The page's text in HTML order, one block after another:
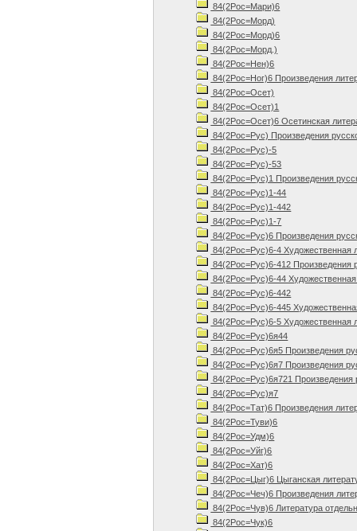
84(2Рос=Мари)6
84(2Рос=Морд)
84(2Рос=Морд)6
84(2Рос=Морд.)
84(2Рос=Нен)6
84(2Рос=Ног)6 Произведения
84(2Рос=Осет)
84(2Рос=Осет)1
84(2Рос=Осет)6 Осетинская
84(2Рос=Рус) Произведения
84(2Рос=Рус)-5
84(2Рос=Рус)-53
84(2Рос=Рус)1 Произведения
84(2Рос=Рус)1-44
84(2Рос=Рус)1-442
84(2Рос=Рус)1-7
84(2Рос=Рус)6 Произведения
84(2Рос=Рус)6-4 Художественная
84(2Рос=Рус)6-412 Произведения
84(2Рос=Рус)6-44
84(2Рос=Рус)6-442
84(2Рос=Рус)6-445
84(2Рос=Рус)6-5 Художественная
84(2Рос=Рус)6я44
84(2Рос=Рус)6я5 Произведения
84(2Рос=Рус)6я7 Произведения
84(2Рос=Рус)6я721 Произведения
84(2Рос=Рус)я7
84(2Рос=Тат)6 Произведения
84(2Рос=Туви)6
84(2Рос=Удм)6
84(2Рос=Уйг)6
84(2Рос=Хат)6
84(2Рос=Цыг)6 Цыганская
84(2Рос=Чеч)6 Произведения
84(2Рос=Чув)6 Литература
84(2Рос=Чук)6